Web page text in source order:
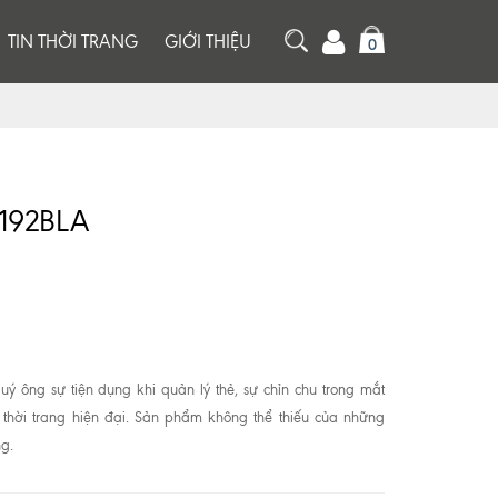
TIN THỜI TRANG GIỚI THIỆU 0
ông sự tiện dụng khi quản lý thẻ, sự chỉn chu trong mắt
trang hiện đại. Sản phẩm không thể thiếu của những